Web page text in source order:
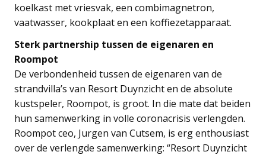
koelkast met vriesvak, een combimagnetron,
vaatwasser, kookplaat en een koffiezetapparaat.
Sterk partnership tussen de eigenaren en
Roompot
De verbondenheid tussen de eigenaren van de
strandvilla’s van Resort Duynzicht en de absolute
kustspeler, Roompot, is groot. In die mate dat beiden
hun samenwerking in volle coronacrisis verlengden.
Roompot ceo, Jurgen van Cutsem, is erg enthousiast
over de verlengde samenwerking: “Resort Duynzicht